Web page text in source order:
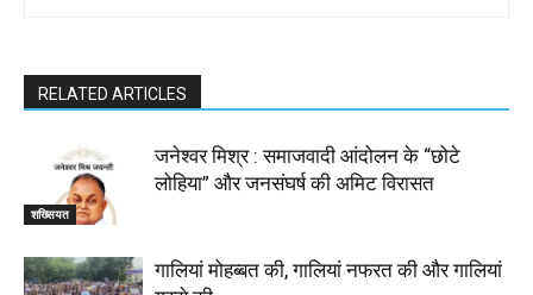
RELATED ARTICLES
शख्सियत
जनेश्वर मिश्र : समाजवादी आंदोलन के “छोटे
लोहिया” और जनसंघर्ष की अमिट विरासत
गालियां मोहब्बत की, गालियां नफरत की और गालियां